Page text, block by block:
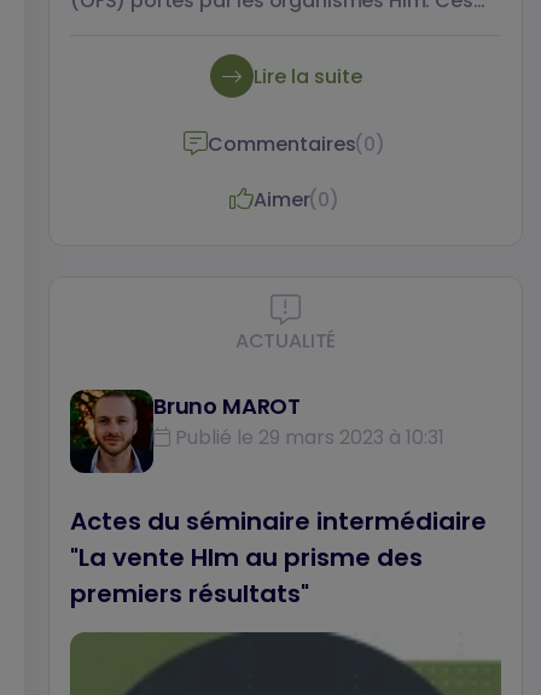
l’accession plus abordable pour les
ménages modestes, notamment dans les
zones tendues, tout en préservant la mixité
sociale des effets d’éviction par le marché.
Dominique Winckler, responsable Vente et
point de vue d’un bailleur social sur le sujet.
Lydia Coudroy de Lille, géographe,
pilote le projet de recherche intitulé La vente
Hlm dans les régions lyonnaise et
grenobloise : quelles valorisations, nous livre
Lire la suite
Commentaires(0)
Aimer(0)
ACTUALITÉ
Bruno MAROT
Publié le 29 mars 2023 à 10:31
Actes du séminaire intermédiaire
"La vente Hlm au prisme des
premiers résultats"